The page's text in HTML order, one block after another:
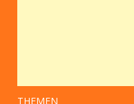
THEMEN